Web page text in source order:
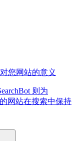
您网站的意义
则为
网站在搜索中保持